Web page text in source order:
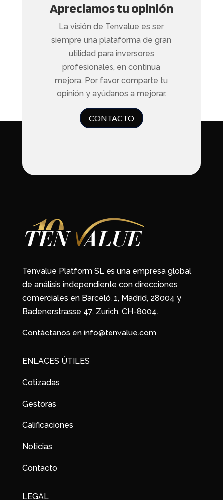
Apreciamos tu opinión
La visión de Tenvalue es ser
siempre una plataforma de gran
utilidad para inversores
profesionales, en continua
mejora. Por favor comparte tu
opinión y ayúdanos a mejorar.
CONTACTO
Tenvalue Platform SL es una empresa global
de análisis independiente con direcciones
comerciales en Barceló, 1, Madrid, 28004 y
Badenerstrasse 47, Zurich, CH-8004.
Contáctanos en info@tenvalue.com
ENLACES ÚTILES
Cotizadas
Gestoras
Calificaciones
Noticias
Contacto
LEGAL